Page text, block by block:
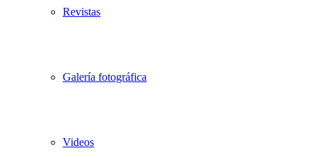
Revistas
Galería fotográfica
Videos